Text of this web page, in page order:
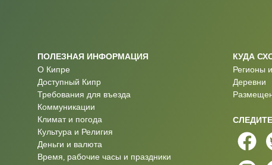
ПОЛЕЗНАЯ ИНФОРМАЦИЯ
О Кипре
Доступный Кипр
Требования для въезда
Коммуникации
Климат и погода
Культура и Религия
Деньги и валюта
Время, рабочие часы и праздники
КУДА
Регионы
Деревни